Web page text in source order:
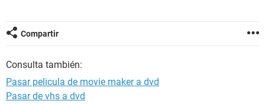
Compartir
Consulta también:
Pasar pelicula de movie maker a dvd
Pasar de vhs a dvd